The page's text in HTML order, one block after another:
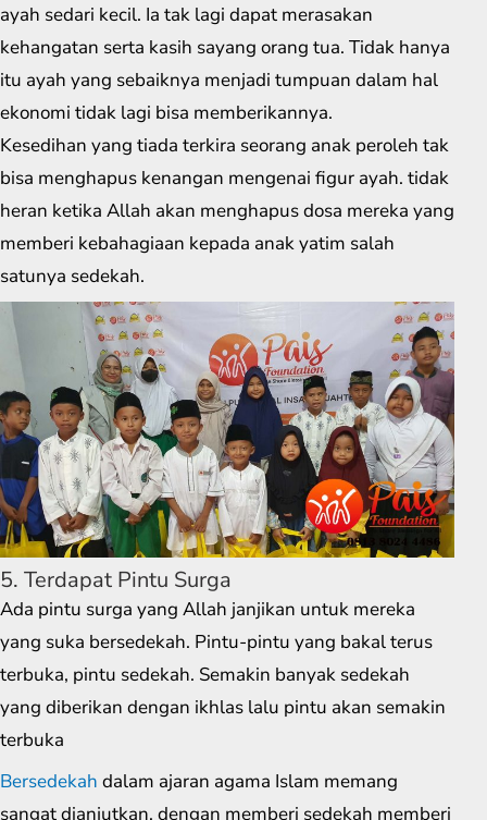
ayah sedari kecil. Ia tak lagi dapat merasakan
kehangatan serta kasih sayang orang tua. Tidak hanya
itu ayah yang sebaiknya menjadi tumpuan dalam hal
ekonomi tidak lagi bisa memberikannya.
Kesedihan yang tiada terkira seorang anak peroleh tak
bisa menghapus kenangan mengenai figur ayah. tidak
heran ketika Allah akan menghapus dosa mereka yang
memberi kebahagiaan kepada anak yatim salah
satunya sedekah.
5. Terdapat Pintu Surga
Ada pintu surga yang Allah janjikan untuk mereka
yang suka bersedekah. Pintu-pintu yang bakal terus
terbuka, pintu sedekah. Semakin banyak sedekah
yang diberikan dengan ikhlas lalu pintu akan semakin
terbuka
Bersedekah dalam ajaran agama Islam memang
sangat dianjutkan, dengan memberi sedekah memberi